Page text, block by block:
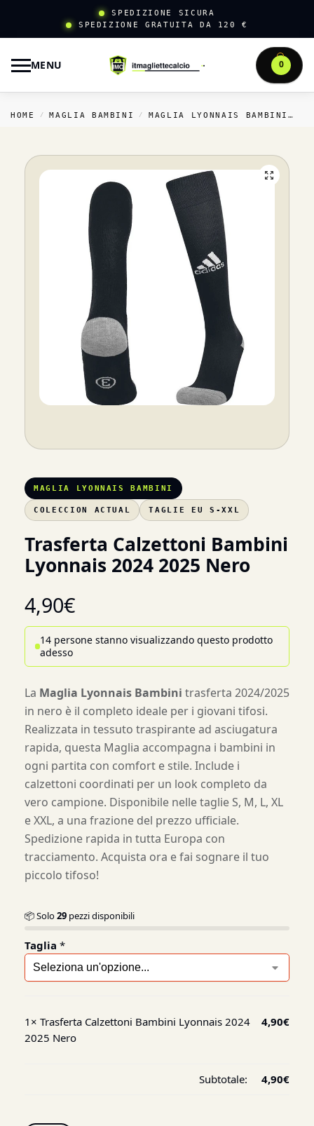
SPEDIZIONE SICURA
SPEDIZIONE GRATUITA DA 120 €
MENU 0
HOME / MAGLIA BAMBINI / MAGLIA LYONNAIS BAMBINI
MAGLIA LYONNAIS BAMBINI
COLECCION ACTUAL TAGLIE EU S-XXL
Trasferta Calzettoni Bambini
Lyonnais 2024 2025 Nero
4,90€
14 persone stanno visualizzando questo prodotto
adesso
La Maglia Lyonnais Bambini trasferta 2024/2025
in nero è il completo ideale per i giovani tifosi.
Realizzata in tessuto traspirante ad asciugatura
rapida, questa Maglia accompagna i bambini in
ogni partita con comfort e stile. Include i
calzettoni coordinati per un look completo da
vero campione. Disponibile nelle taglie S, M, L, XL
e XXL, a una frazione del prezzo ufficiale.
Spedizione rapida in tutta Europa con
tracciamento. Acquista ora e fai sognare il tuo
piccolo tifoso!
📦 Solo29 pezzi disponibili
Taglia *
1× Trasferta Calzettoni Bambini Lyonnais 2024
2025 Nero
4,90€
Subtotale: 4,90€